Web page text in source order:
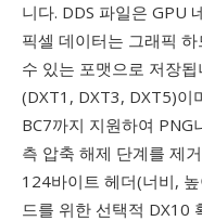
니다. DDS 파일은 GPU
픽셀 데이터는 그래픽
수 있는 포맷으로 저장
(DXT1, DXT3, DXT5)이
BC7까지 지원하여 PNG
측 압축 해제 단계를 제
124바이트 헤더(너비,
드를 위한 선택적 DX10